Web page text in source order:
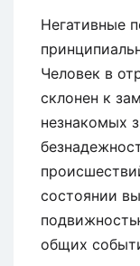
Негативные
Человек в
склонен к
незнакомых
состоянии
общих